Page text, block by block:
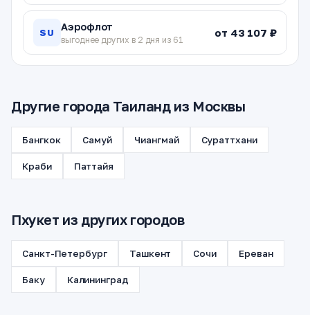
SU Аэрофлот
выгоднее других в 2 дня из 61
от 43 107 ₽
Другие города Таиланд из Москвы
Бангкок Самуй Чиангмай Сураттхани
Краби Паттайя
Пхукет из других городов
Санкт-Петербург Ташкент Сочи Ереван
Баку Калининград